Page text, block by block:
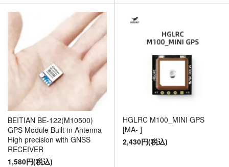
BEITIAN BE-122(M10500)
GPS Module Built-in Antenna
High precision with GNSS
RECEIVER
1,580円(税込)
HGLRC M100_MINI GPS
[MA- ]
2,430円(税込)